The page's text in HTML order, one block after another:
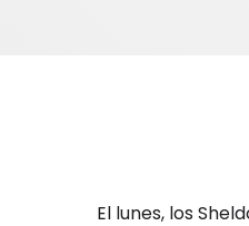
El lunes, los